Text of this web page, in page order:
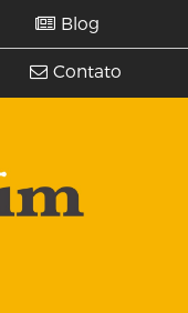
Blog
Contato